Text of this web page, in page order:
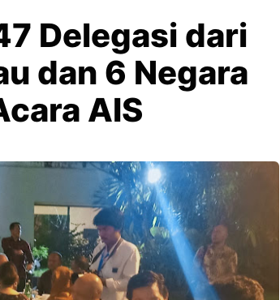
Delegasi dari
dan 6 Negara
AIS